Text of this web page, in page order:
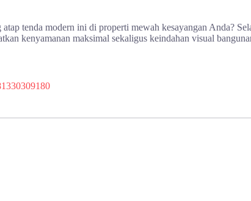
tenda modern ini di properti mewah kesayangan Anda?
kenyamanan maksimal sekaligus keindahan visual